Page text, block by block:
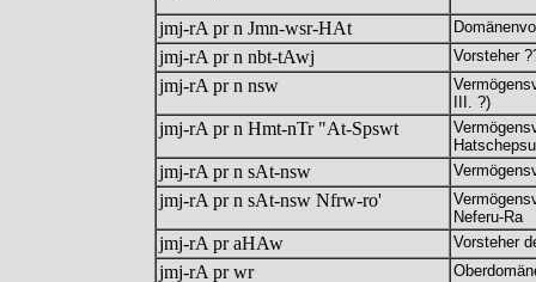
jmj-rA pr n Jmn-wsr-HAt
jmj-rA pr n nbt-tAwj Vorsteher
jmj-rA pr n nsw
III. ?)
jmj-rA pr n Hmt-nTr "At-Spswt
jmj-rA pr n sAt-nsw
jmj-rA pr n sAt-nsw Nfrw-ro'
Neferu-Ra
jmj-rA pr aHAw Vorsteher
jmj-rA pr wr